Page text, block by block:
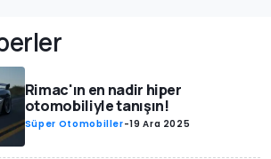
Rimac'ın en nadir hiper
otomobiliyle tanışın!
Süper Otomobiller-19 Ara 2025